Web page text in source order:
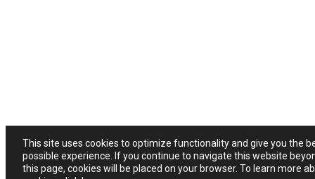
This site uses cookies to optimize functionality and give you the
possible experience. If you continue to navigate this website
this page, cookies will be placed on your browser. To learn more